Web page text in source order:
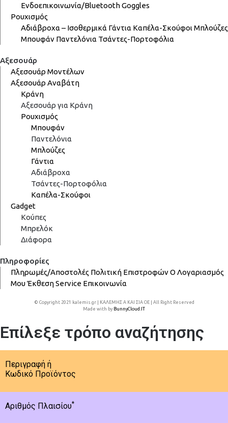
Ενδοεπικοινωνία/BluetoothGoggles
Ρουχισμός
Αδιάβροχα – Ισοθερμικά Γάντια Καπέλα-Σκούφοι Μπλούζες
Μπουφάν Παντελόνια Τσάντες-Πορτοφόλια
Αξεσουάρ
Αξεσουάρ Μοντέλων
Αξεσουάρ Αναβάτη
Κράνη
Αξεσουάρ για Κράνη
Ρουχισμός
Μπουφάν
Παντελόνια
Μπλούζες
Γάντια
Αδιάβροχα
Τσάντες-Πορτοφόλια
Καπέλα-Σκούφοι
Gadget
Κούπες
Μπρελόκ
Διάφορα
Πληροφορίες
Πληρωμές/Αποστολές Πολιτική ΕπιστροφώνΟ Λογαριασμός
ΜουΈκθεσηService Επικοινωνία
© Copyright 2021 kalemis.gr | ΚΑΛΕΜΗΣ Α ΚΑΙ ΣΙΑ ΟΕ | All Right Reserved
Made with by BunnyCloud.IT
Επίλεξε τρόπο αναζήτησης
Περιγραφή ή
Κωδικό Προϊόντος
Αριθμός Πλαισίου*